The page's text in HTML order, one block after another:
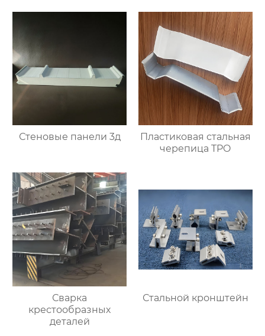
Стеновые панели 3д
Пластиковая стальная
черепица TPO
Сварка
крестообразных
деталей
Стальной кронштейн